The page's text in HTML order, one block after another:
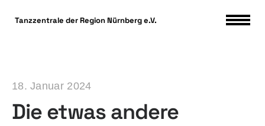
Tanzzentrale der Region Nürnberg e.V.
18. Januar 2024
Die etwas andere